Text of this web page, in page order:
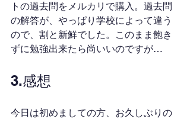
トの過去問をメルカリで購入。過去問
の解答が、やっぱり学校によって違う
ので、割と新鮮でした。このまま飽き
ずに勉強出来たら尚いいのですが…
3.感想
今日は初めましての方、お久しぶりの